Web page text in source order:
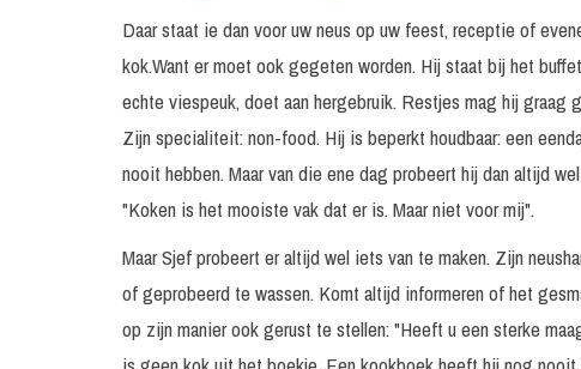
Daar staat ie dan voor uw neus op uw feest, receptie of
kok.Want er moet ook gegeten worden. Hij staat bij het
echte viespeuk, doet aan hergebruik. Restjes mag hij
Zijn specialiteit: non-food. Hij is beperkt houdbaar: een
nooit hebben. Maar van die ene dag probeert hij dan altijd
"Koken is het mooiste vak dat er is. Maar niet voor mij".
Maar Sjef probeert er altijd wel iets van te maken. Zijn
of geprobeerd te wassen. Komt altijd informeren of het
op zijn manier ook gerust te stellen: "Heeft u een sterke